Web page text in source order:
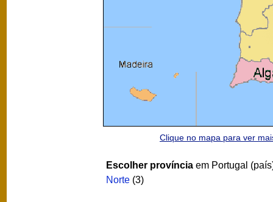
Clique no mapa para ver
Escolher província em Portugal
Norte (3)